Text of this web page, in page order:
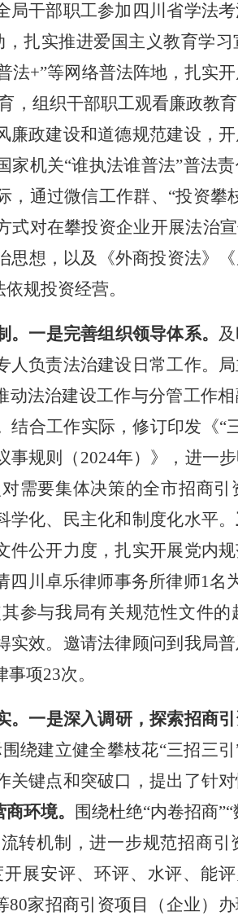
干部职工参加四川省学法
，扎实推进爱国主义教育学
法+”等网络普法阵地，扎实
， 组织干部职工观看廉政教
政建设和道德规范建设，
家机关“谁执法谁普法”普法
通过微信工作群、 “投资攀
式对在攀投资企业开展法治
想，以及《外商投资法》
规投资经营。
一是完善组织领导体系。
负责法治建设日常工作。
动法治建设工作与分管工作
结合工作实际，修订印发《“
事规则（ 2024年）》，进一
需要集体决策的全市招商
学化、民主化和制度化水平。
公开力度，扎实开展党内规
四川卓乐律师事务所律师1名
参与我局有关规范性文件
效。邀请法律顾问到我局
事项23次。
一是深入调研，探索招商引
绕建立健全攀枝花“三招三引
键点和突破口，提出了针
环境。 围绕杜绝“内卷招商”“
转机制，进一步规范招商
展安评、环评、水评、能
80家招商引资项目（企业）